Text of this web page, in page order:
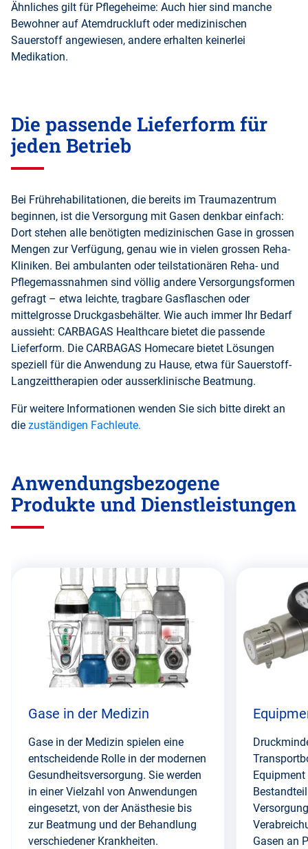
Ähnliches gilt für Pflegeheime: Auch hier sind manche
Bewohner auf Atemdruckluft oder medizinischen
Sauerstoff angewiesen, andere erhalten keinerlei
Medikation.
Die passende Lieferform für
jeden Betrieb
Bei Frührehabilitationen, die bereits im Traumazentrum
beginnen, ist die Versorgung mit Gasen denkbar einfach:
Dort stehen alle benötigten medizinischen Gase in grossen
Mengen zur Verfügung, genau wie in vielen grossen Reha-
Kliniken. Bei ambulanten oder teilstationären Reha- und
Pflegemassnahmen sind völlig andere Versorgungsformen
gefragt – etwa leichte, tragbare Gasflaschen oder
mittelgrosse Druckgasbehälter. Wie auch immer Ihr Bedarf
aussieht: CARBAGAS Healthcare bietet die passende
Lieferform. Die CARBAGAS Homecare bietet Lösungen
speziell für die Anwendung zu Hause, etwa für Sauerstoff-
Langzeittherapien oder ausserklinische Beatmung.
Für weitere Informationen wenden Sie sich bitte direkt an
die zuständigen Fachleute.
Anwendungsbezogene
Produkte und Dienstleistungen
überspringen
Gase in der Medizin
Gase in der Medizin spielen eine
entscheidende Rolle in der modernen
Gesundheitsversorgung. Sie werden
in einer Vielzahl von Anwendungen
eingesetzt, von der Anästhesie bis
zur Beatmung und der Behandlung
verschiedener Krankheiten.
Gasen an